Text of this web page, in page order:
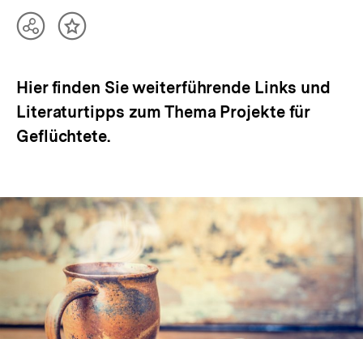
TeilenInhalt
Hier finden Sie weiterführende Links und
Literaturtipps zum Thema Projekte für
Geflüchtete.